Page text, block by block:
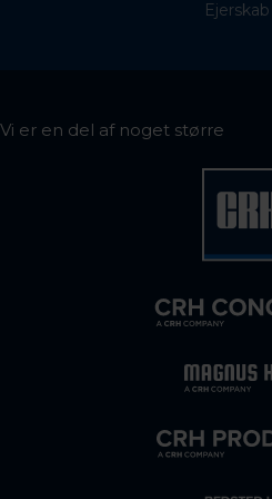
Ejerskab
Vi er en del af noget større